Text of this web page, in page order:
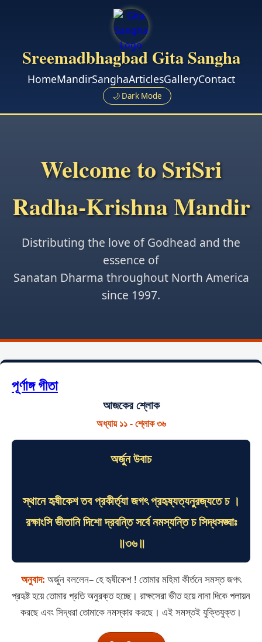
Sreemadbhagbad Gita Sangha
HomeMandirSanghaArticlesGalleryContact
🌙 Dark Mode
Welcome to SriSri
Radha-Krishna Mandir
Distributing the love of Godhead and the
essence of
Sanatan Dharma throughout North America
since 1997.
পূর্ণাঙ্গ গীতা
আজকের শ্লোক
অধ্যায় ১১ - শ্লোক ৩৬
অর্জুন উবাচ
স্থানে হৃষীকেশ তব প্রকীর্ত্যা জগৎ প্রহৃষ্যত্যনুরজ্যতে চ ।
রক্ষাংসি ভীতানি দিশো দ্রবন্তি সর্বে নমস্যন্তি চ সিদ্ধসঙ্ঘাঃ
॥৩৬॥
অনুবাদ: অর্জুন বললেন– হে হৃষীকেশ ! তোমার মহিমা কীর্তনে সমস্ত জগৎ
প্রহৃষ্ট হয়ে তোমার প্রতি অনুরক্ত হচ্ছে। রাক্ষসেরা ভীত হয়ে নানা দিকে পলায়ন
করছে এবং সিদ্ধরা তোমাকে নমস্কার করছে। এই সমস্তই যুক্তিযুক্ত।